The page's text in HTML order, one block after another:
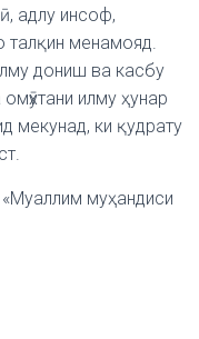
адлу инсоф,
талқин менамояд.
дониш ва касбу
илму ҳунар
мекунад, ки қудрату
муҳандиси